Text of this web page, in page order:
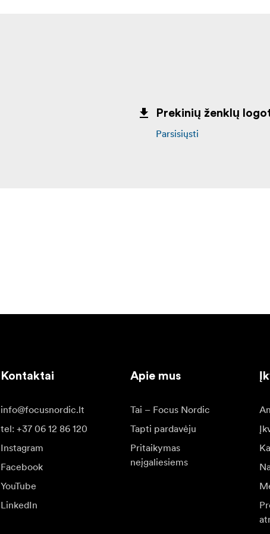
Prekinių ženklų
Parsisiųsti
Kontaktai
info@focusnordic.lt
tel: +37 06 12 86 120
Instagram
Facebook
YouTube
LinkedIn
Apie mus
Tai – Focus Nordic
Tapti pardavėju
Pritaikymas
neįgaliesiems